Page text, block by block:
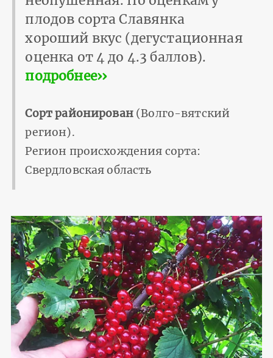
плодов сорта Славянка
хороший вкус (дегустационная
оценка от 4 до 4.3 баллов).
подробнее››
Сорт районирован(Волго-вятский
регион).
Регион происхождения сорта:
Свердловская область